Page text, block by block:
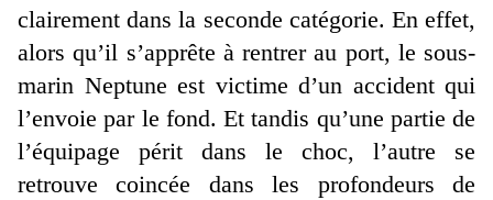
clairement dans la seconde catégorie. En effet,
alors qu’il s’apprête à rentrer au port, le sous-
marin Neptune est victime d’un accident qui
l’envoie par le fond. Et tandis qu’une partie de
l’équipage périt dans le choc, l’autre se
retrouve coincée dans les profondeurs de